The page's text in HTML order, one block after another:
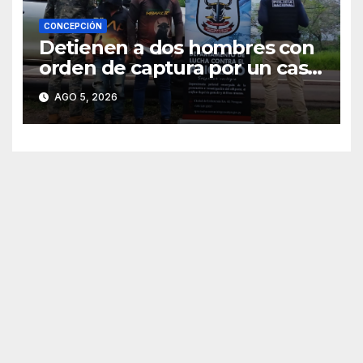
CONCEPCIÓN
Detienen a dos hombres con
orden de captura por un caso
de abigeato
AGO 5, 2026